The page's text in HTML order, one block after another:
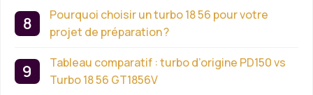
Pourquoi choisir un turbo 18 56 pour votre
projet de préparation ?
Tableau comparatif : turbo d’origine PD150 vs
Turbo 18 56 GT1856V